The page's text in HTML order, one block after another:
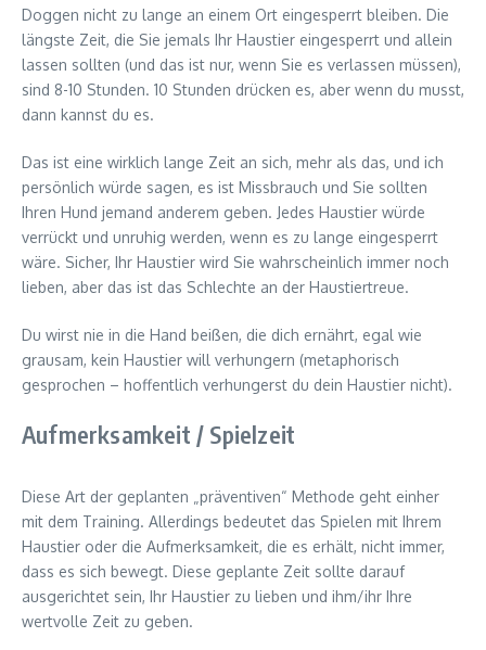
Doggen nicht zu lange an einem Ort eingesperrt bleiben. Die
längste Zeit, die Sie jemals Ihr Haustier eingesperrt und allein
lassen sollten (und das ist nur, wenn Sie es verlassen müssen),
sind 8-10 Stunden. 10 Stunden drücken es, aber wenn du musst,
dann kannst du es.
Das ist eine wirklich lange Zeit an sich, mehr als das, und ich
persönlich würde sagen, es ist Missbrauch und Sie sollten
Ihren Hund jemand anderem geben. Jedes Haustier würde
verrückt und unruhig werden, wenn es zu lange eingesperrt
wäre. Sicher, Ihr Haustier wird Sie wahrscheinlich immer noch
lieben, aber das ist das Schlechte an der Haustiertreue.
Du wirst nie in die Hand beißen, die dich ernährt, egal wie
grausam, kein Haustier will verhungern (metaphorisch
gesprochen – hoffentlich verhungerst du dein Haustier nicht).
Aufmerksamkeit / Spielzeit
Diese Art der geplanten „präventiven“ Methode geht einher
mit dem Training. Allerdings bedeutet das Spielen mit Ihrem
Haustier oder die Aufmerksamkeit, die es erhält, nicht immer,
dass es sich bewegt. Diese geplante Zeit sollte darauf
ausgerichtet sein, Ihr Haustier zu lieben und ihm/ihr Ihre
wertvolle Zeit zu geben.